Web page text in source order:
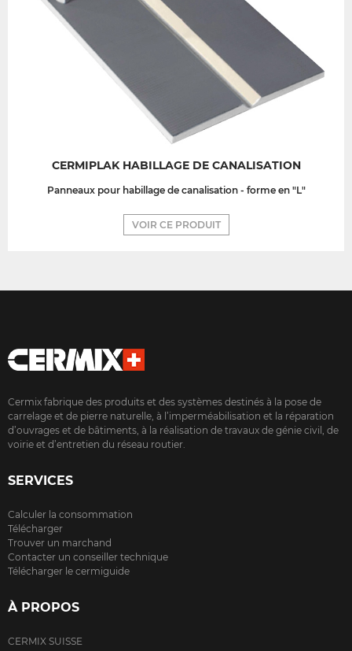
CERMIPLAK HABILLAGE DE CANALISATION
Panneaux pour habillage de canalisation - forme en "L"
VOIR CE PRODUIT
Cermix fabrique des produits et des systèmes destinés à la pose de
carrelage et de pierre naturelle, à l’imperméabilisation et la réparation
d’ouvrages et de bâtiments, à la réalisation de travaux de génie civil, de
voirie et d’entretien du réseau routier.
SERVICES
Calculer la consommation
Télécharger
Trouver un marchand
Contacter un conseiller technique
Télécharger le cermiguide
À PROPOS
CERMIX SUISSE